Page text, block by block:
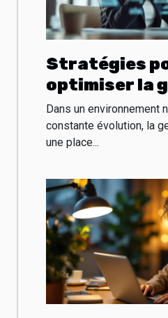
Stratégies
optimiser la
cloud dans
entreprises
Dans un environnement
constante évolution, la
une place...